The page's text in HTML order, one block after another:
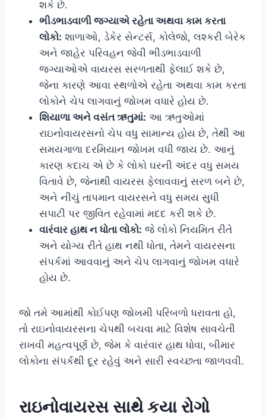
શકે છે.
ભીડભાડવાળી જગ્યાએ રહેતા અથવા કામ કરતા
લોકો: શાળાઓ, ડેકેર સેન્ટર્સ, કોલેજો, લશ્કરી બેરેક
અને જાહેર પરિવહન જેવી ભીડભાડવાળી
જગ્યાઓએ વાયરસ સરળતાથી ફેલાઈ શકે છે,
જેના કારણે આવા સ્થળોએ રહેતા અથવા કામ કરતા
લોકોને ચેપ લાગવાનું જોખમ વધારે હોય છે.
શિયાળા અને વસંત ઋતુમાં: આ ઋતુઓમાં
રાઇનોવાયરસનો ચેપ વધુ સામાન્ય હોય છે, તેથી આ
સમયગાળા દરમિયાન જોખમ વધી જાય છે. આનું
કારણ કદાચ એ છે કે લોકો ઘરની અંદર વધુ સમય
વિતાવે છે, જેનાથી વાયરસ ફેલાવવાનું સરળ બને છે,
અને નીચું તાપમાન વાયરસને વધુ સમય સુધી
સપાટી પર જીવિત રહેવામાં મદદ કરી શકે છે.
વારંવાર હાથ ન ધોતા લોકો: જે લોકો નિયમિત રીતે
અને યોગ્ય રીતે હાથ નથી ધોતા, તેમને વાયરસના
સંપર્કમાં આવવાનું અને ચેપ લાગવાનું જોખમ વધારે
હોય છે.
જો તમે આમાંથી કોઈપણ જોખમી પરિબળો ધરાવતા હો,
તો રાઇનોવાયરસના ચેપથી બચવા માટે વિશેષ સાવચેતી
રાખવી મહત્વપૂર્ણ છે, જેમ કે વારંવાર હાથ ધોવા, બીમાર
લોકોના સંપર્કથી દૂર રહેવું અને સારી સ્વચ્છતા જાળવવી.
રાઇનોવાયરસ સાથે કયા રોગો